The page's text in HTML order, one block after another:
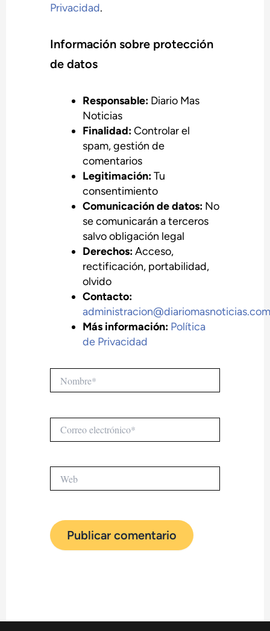
Privacidad.
Información sobre protección
de datos
Responsable:Diario Mas
Noticias
Finalidad:Controlar el
spam, gestión de
comentarios
Legitimación:Tu
consentimiento
Comunicación de datos:No
se comunicarán a terceros
salvo obligación legal
Derechos:Acceso,
rectificación, portabilidad,
olvido
Contacto:
administracion@diariomasnoticias.com
Más información: Política
de Privacidad
electrónico*